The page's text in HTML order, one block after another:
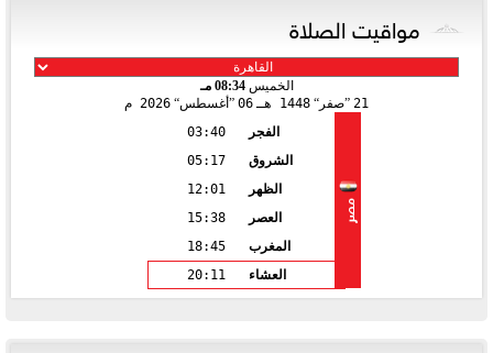
مواقيت الصلاة
الخميس08:34 مـ
21
صفر 1448 هـ 06 أغسطس 2026 م
مصر
الفجر
03:40
الشروق
05:17
الظهر
12:01
العصر
15:38
المغرب
18:45
العشاء
20:11